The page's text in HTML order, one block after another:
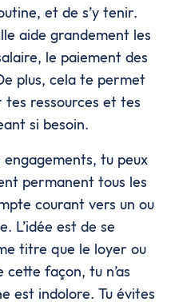
et de s’y tenir.
aide grandement les
le paiement des
plus, cela te permet
ressources et tes
si besoin.
tu peux
permanent tous les
courant vers un ou
L’idée est de se
titre que le loyer ou
façon, tu n’as
est indolore. Tu évites